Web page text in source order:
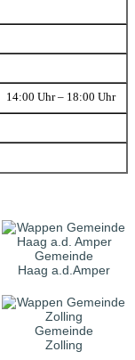
14:00 Uhr – 18:00 Uhr
Gemeinde
Haag a.d.Amper
Gemeinde
Zolling